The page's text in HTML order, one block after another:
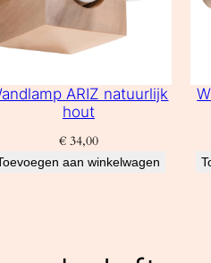
ARIZ natuurlijk
hout
€34,00
aan winkelwagen